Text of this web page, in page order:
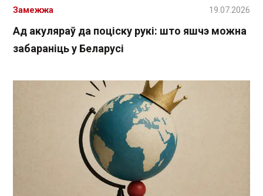
Ад акуляраў да поціску рукі: што яшчэ можна
забараніць у Беларусі
Замежжа 19.07.2026